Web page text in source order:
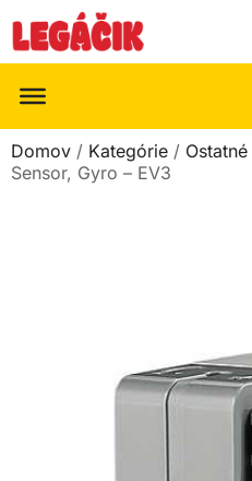
Domov / Kategórie / Ostatné
Sensor, Gyro – EV3